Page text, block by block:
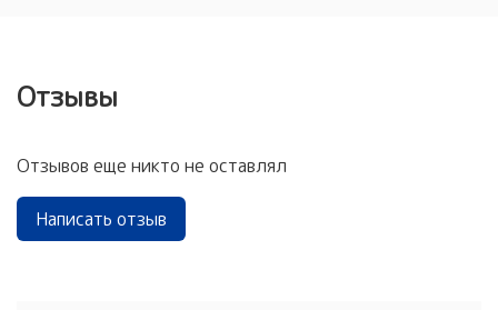
Отзывы
Отзывов еще никто не оставлял
Написать отзыв